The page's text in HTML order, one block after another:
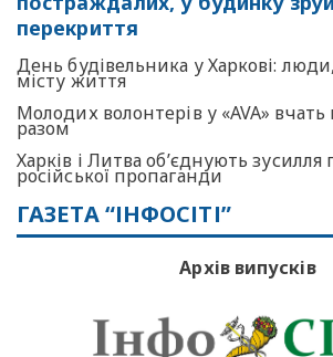
перекриття
День будівельника у Харкові:
місту життя
Молодих волонтерів у «AVA»
разом
Харків і Литва об’єднують зусилля
російської пропаганди
ГАЗЕТА “ІНФОСІТІ”
Архів випусків